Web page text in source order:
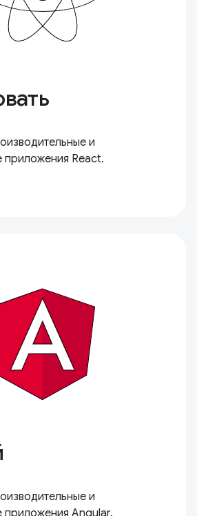
и
приложения React.
и